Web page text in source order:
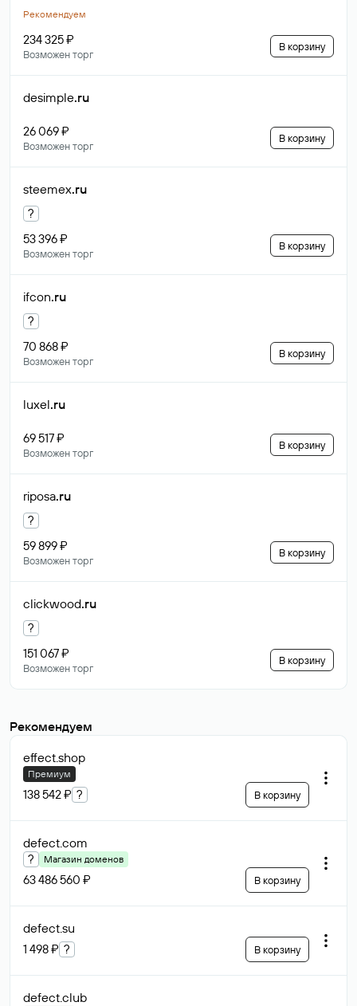
Рекомендуем
234 325 ₽
Возможен торг
В корзину
desimple.ru
26 069 ₽
Возможен торг
В корзину
steemex.ru
?
53 396 ₽
Возможен торг
В корзину
ifcon.ru
?
70 868 ₽
Возможен торг
В корзину
luxel.ru
69 517 ₽
Возможен торг
В корзину
riposa.ru
?
59 899 ₽
Возможен торг
В корзину
clickwood.ru
?
151 067 ₽
Возможен торг
В корзину
Рекомендуем
effect.shop
Премиум
138 542 ₽ ? В корзину
defect.com
? Магазин доменов
63 486 560 ₽ В корзину
defect.su
1 498 ₽ ? В корзину
defect.club